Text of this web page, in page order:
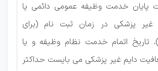
پایان خدمت وظیفه عمومی دائمی یا
غیر پزشکی در زمان ثبت نام (برای
تاریخ اتمام خدمت نظام وظیفه و یا
دایم غیر پزشکی می بایست حداکثر